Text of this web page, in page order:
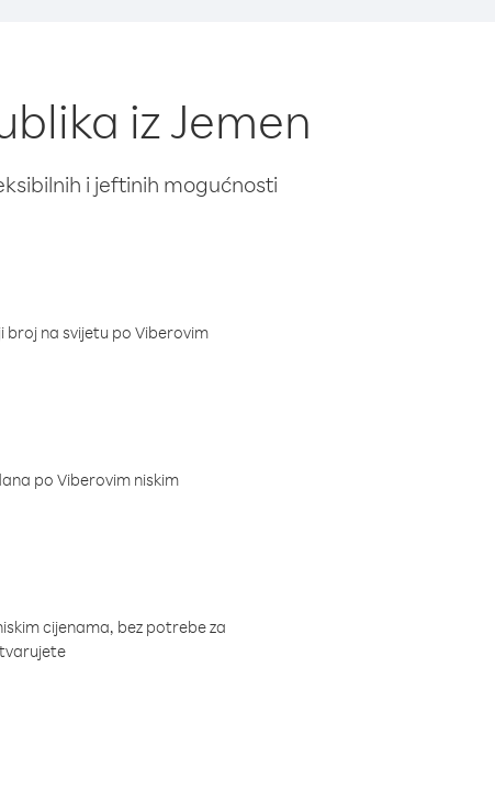
iz Jemen
i jeftinih mogućnosti
broj na svijetu po Viberovim
po Viberovim niskim
cijenama, bez potrebe za